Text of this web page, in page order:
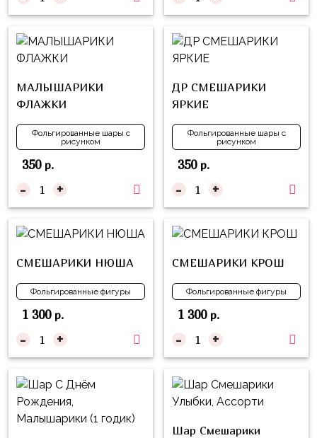
МАЛЫШАРИКИ
ФЛАЖКИ
Фольгированные шары с
рисунком
350р.
- +
ДР СМЕШАРИКИ
ЯРКИЕ
Фольгированные шары с
рисунком
350р.
- +
СМЕШАРИКИ НЮША
Фольгированные фигуры
1 300р.
- +
СМЕШАРИКИ КРОШ
Фольгированные фигуры
1 300р.
- +
Шар Смешарики
Бумажный
декор
Колпачки,
ободки
Гудки
Гарри
Поттер
Единороги
Куклы
ЛОЛ
Для
Него
Неё
Мишка
Транспорт
/
Техника
Животные
Морская
Тема